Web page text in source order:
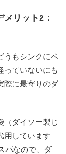
リット2：
うもシンクにペ
っていないにも
際に最寄りのダ
（ダイソー製じ
用しています
パなので、ダ